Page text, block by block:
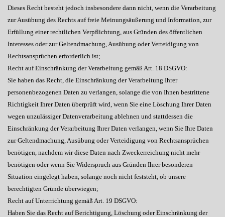
Dieses Recht besteht jedoch insbesondere dann nicht, wenn die Verarbeitung
zur Ausübung des Rechts auf freie Meinungsäußerung und Information, zur
Erfüllung einer rechtlichen Verpflichtung, aus Gründen des öffentlichen
Interesses oder zur Geltendmachung, Ausübung oder Verteidigung von
Rechtsansprüchen erforderlich ist;
Recht auf Einschränkung der Verarbeitung gemäß Art. 18 DSGVO:
Sie haben das Recht, die Einschränkung der Verarbeitung Ihrer
personenbezogenen Daten zu verlangen, solange die von Ihnen bestrittene
Richtigkeit Ihrer Daten überprüft wird, wenn Sie eine Löschung Ihrer Daten
wegen unzulässiger Datenverarbeitung ablehnen und stattdessen die
Einschränkung der Verarbeitung Ihrer Daten verlangen, wenn Sie Ihre Daten
zur Geltendmachung, Ausübung oder Verteidigung von Rechtsansprüchen
benötigen, nachdem wir diese Daten nach Zweckerreichung nicht mehr
benötigen oder wenn Sie Widerspruch aus Gründen Ihrer besonderen
Situation eingelegt haben, solange noch nicht feststeht, ob unsere
berechtigten Gründe überwiegen;
Recht auf Unterrichtung gemäß Art. 19 DSGVO:
Haben Sie das Recht auf Berichtigung, Löschung oder Einschränkung der